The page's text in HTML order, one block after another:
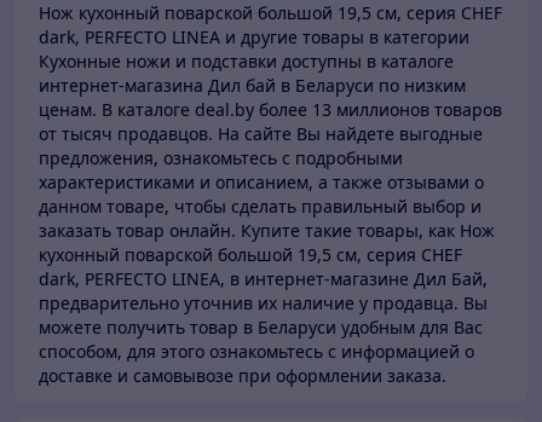
Нож кухонный поварской большой 19,5 см, серия CHEF
dark, PERFECTO LINEA и другие товары в категории
Кухонные ножи и подставки доступны в каталоге
интернет-магазина Дил бай в Беларуси по низким
ценам. В каталоге deal.by более 13 миллионов товаров
от тысяч продавцов. На сайте Вы найдете выгодные
предложения, ознакомьтесь с подробными
характеристиками и описанием, а также отзывами о
данном товаре, чтобы сделать правильный выбор и
заказать товар онлайн. Купите такие товары, как Нож
кухонный поварской большой 19,5 см, серия CHEF
dark, PERFECTO LINEA, в интернет-магазине Дил Бай,
предварительно уточнив их наличие у продавца. Вы
можете получить товар в Беларуси удобным для Вас
способом, для этого ознакомьтесь с информацией о
доставке и самовывозе при оформлении заказа.